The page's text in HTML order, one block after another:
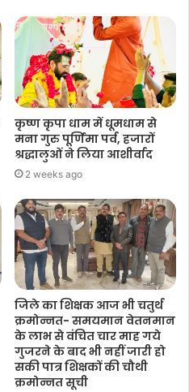
कृष्ण कृपा धाम में धूमधाम से
मना गुरु पूर्णिमा पर्व, हजारों
श्रद्धालुओं ने लिया आशीर्वाद
2 weeks ago
जिले का शिक्षक आज भी चतुर्थ
क्रमोन्नत- समयमान वेतनमान
के लाभ से वंचित चार माह गये
गुजरने के बाद भी नहीं जारी हो
सकी पात्र शिक्षकों की चौथी
क्रमोन्नत सूची